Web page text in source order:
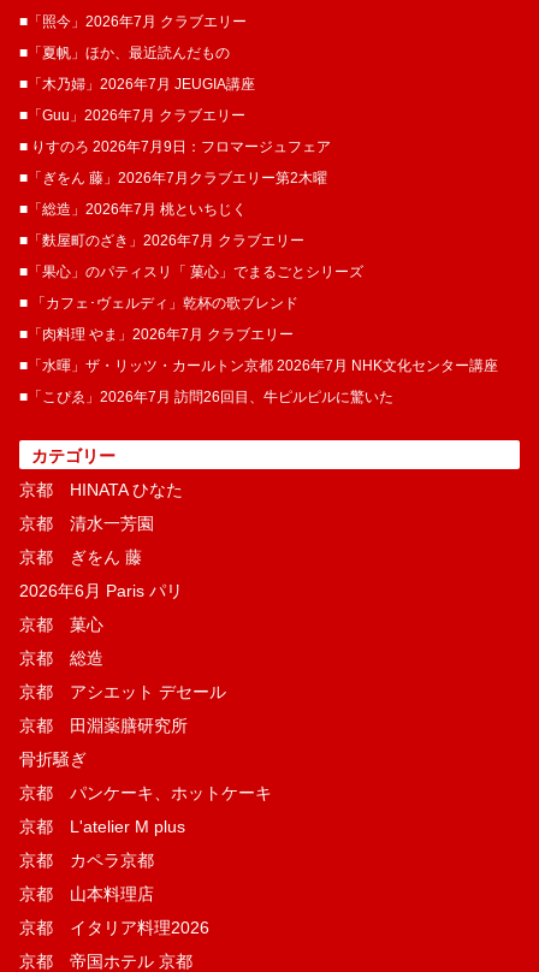
■「照今」2026年7月 クラブエリー
■「夏帆」ほか、最近読んだもの
■「木乃婦」2026年7月 JEUGIA講座
■「Guu」2026年7月 クラブエリー
■ りすのろ 2026年7月9日：フロマージュフェア
■「ぎをん 藤」2026年7月クラブエリー第2木曜
■「総造」2026年7月 桃といちじく
■「麩屋町のざき」2026年7月 クラブエリー
■「果心」のパティスリ「 菓​心」でまるごとシリーズ
■ 「カフェ･ヴェルディ」乾杯の歌ブレンド
■「肉料理 やま」2026年7月 クラブエリー
■「水暉」ザ・リッツ・カールトン京都 2026年7月 NHK文化センター講座
■「こぴゑ」2026年7月 訪問26回目、牛ピルピルに驚いた
カテゴリー
京都 HINATA ひなた
京都 清水一芳園
京都 ぎをん 藤
2026年6月 Paris パリ
京都 菓​心
京都 総造
京都 アシエット デセール
京都 田淵薬膳研究所
骨折騒ぎ
京都 パンケーキ、ホットケーキ
京都 L'atelier M plus
京都 カペラ京都
京都 山本料理店
京都 イタリア料理2026
京都 帝国ホテル 京都